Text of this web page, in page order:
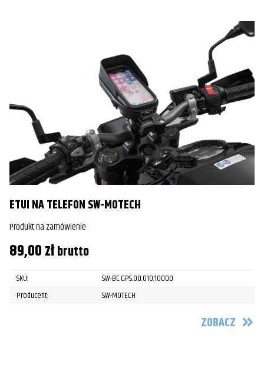
ETUI NA TELEFON SW-MOTECH
Produkt na zamówienie
89,00złbrutto
SKU:
SW-BC.GPS.00.010.10000
Producent:
SW-MOTECH
ZOBACZ